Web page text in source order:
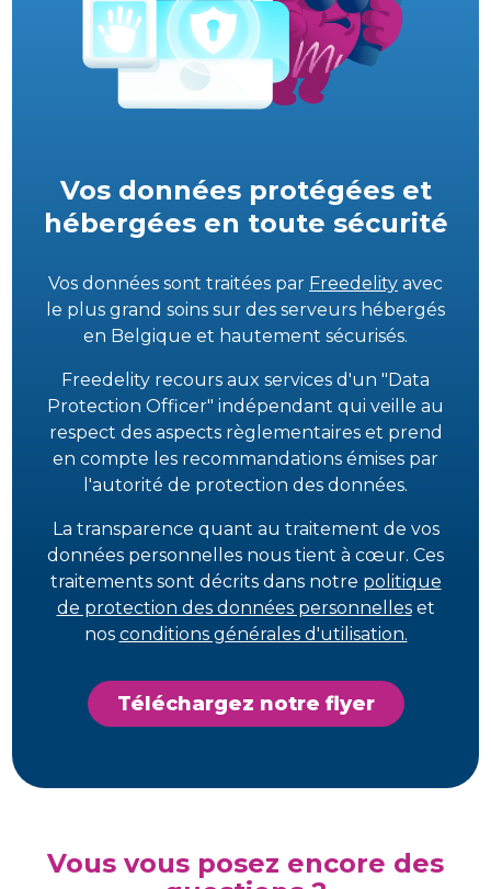
Vos données protégées et
hébergées en toute sécurité
Vos données sont traitées par Freedelity avec
le plus grand soins sur des serveurs hébergés
en Belgique et hautement sécurisés.
Freedelity recours aux services d'un "Data
Protection Officer" indépendant qui veille au
respect des aspects règlementaires et prend
en compte les recommandations émises par
l'autorité de protection des données.
La transparence quant au traitement de vos
données personnelles nous tient à cœur. Ces
traitements sont décrits dans notre politique
de protection des données personnelleset
nos conditions générales d'utilisation.
Téléchargez notre flyer
Vous vous posez encore des